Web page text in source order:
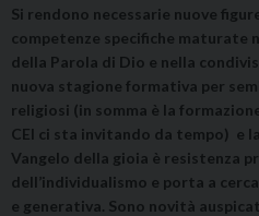
Si rendono necessarie nuove
competenze specifiche maturate
della Parola di Dio e nella
nuova stagione formativa per
religiosi (in somma è la
CEI ci sta invitando da tempo) e
Vangelo della gioia è resistenza
dell’individualismo e porta a
e generativa. Sono novità